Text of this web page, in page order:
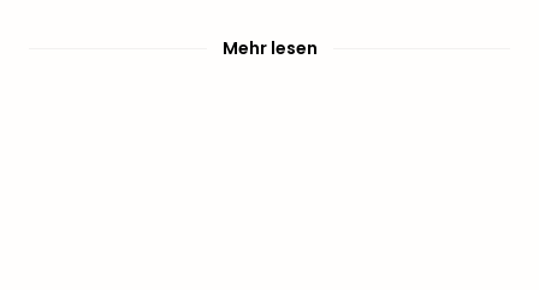
Mehr lesen